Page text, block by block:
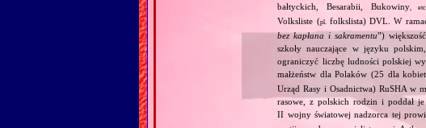
bałtyckich, Besarabii, Bukowiny, etc.
Volksliste (pl. folkslista) DVL. W
bez kapłana i sakramentu”)
szkoły nauczające w języku
ograniczyć liczbę ludności polskiej
małżeństw dla Polaków (25 dla
Urząd Rasy i Osadnictwa) RuSHA w
rasowe, z polskich rodzin i poddał
II wojny światowej nadzorca tej